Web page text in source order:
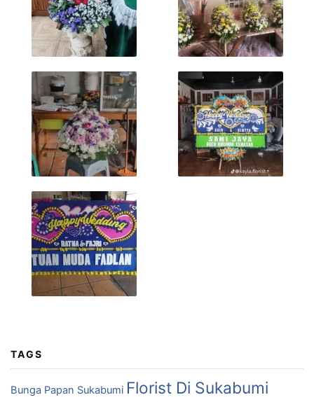
TAGS
Bunga Papan Sukabumi Florist Di Sukabumi